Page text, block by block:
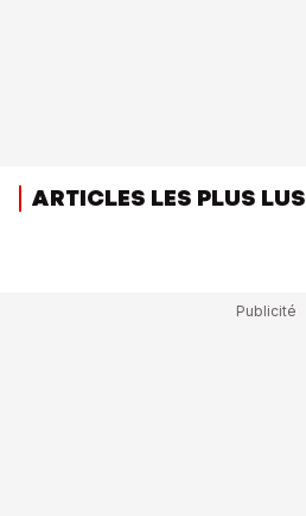
ARTICLES LES PLUS LUS